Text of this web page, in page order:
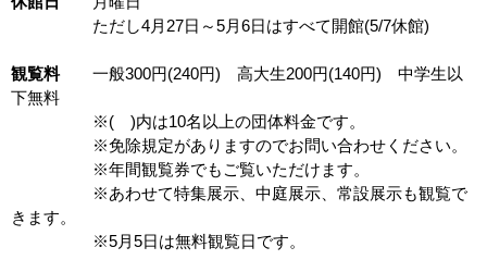
ただし4月27日～5月6日はすべて開館(5/7休館)
観覧料一般300円(240円) 高大生200円(140円) 中学生以
下無料
※( )内は10名以上の団体料金です。
※免除規定がありますのでお問い合わせください。
※年間観覧券でもご覧いただけます。
※あわせて特集展示、中庭展示、常設展示も観覧で
きます。
※5月5日は無料観覧日です。